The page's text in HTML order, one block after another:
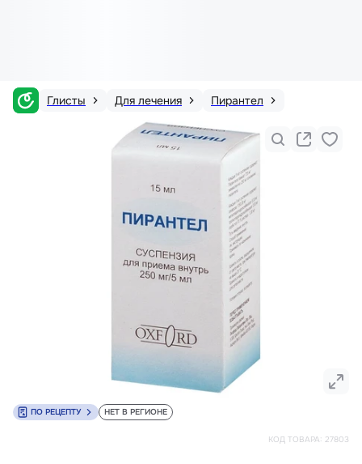
Глисты Для лечения Пирантел
КОД ТОВАРА: 27803
ПО РЕЦЕПТУ НЕТ В РЕГИОНЕ